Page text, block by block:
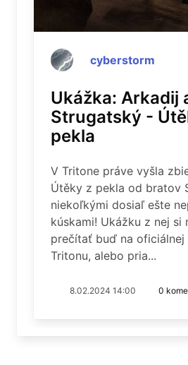
cyberstorm
Ukážka: Arkadij
Strugatský -
pekla
V Tritone práve vyšla
Útěky z pekla od bratov
niekoľkými dosiaľ ešte
kúskami! Ukážku z nej si
prečítať buď na oficiálnej
Tritonu, alebo pria...
8.02.2024 14:00 0